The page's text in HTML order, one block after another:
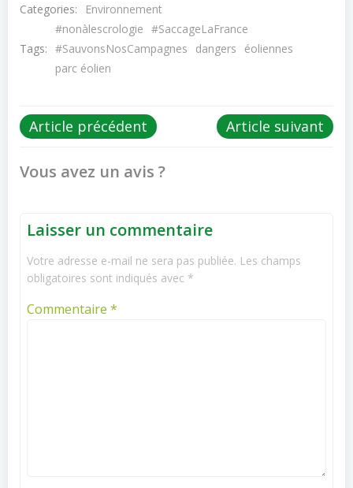
Categories: Environnement
Tags:
#nonàlescrologie #SaccageLaFrance
#SauvonsNosCampagnes
dangers
éoliennes
parc éolien
Post
Article précédent
PostArticle suivant
Vous avez un avis ?
Laisser un commentaire
Votre adresse e-mail ne sera pas publiée. Les champs
obligatoires sont indiqués avec *
Commentaire *